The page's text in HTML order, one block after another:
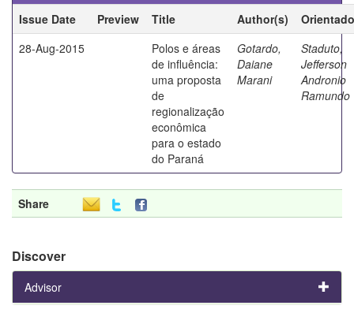
Issue Date
Preview Title Author(s)
28-Aug-2015
Polos e áreas
de influência:
uma proposta
de
regionalização
econômica
para o estado
do Paraná
Gotardo,
Daiane
Marani
Staduto,
Jefferson
Andronio
Ramundo
Share
Discover
Advisor